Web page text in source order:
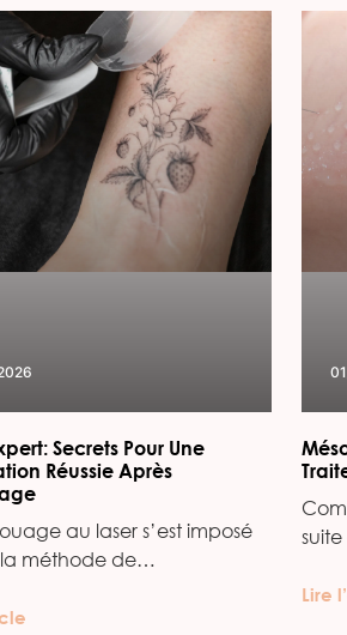
Secrets Pour Une
Réussie Après
au laser s’est imposé
méthode de…
Lire